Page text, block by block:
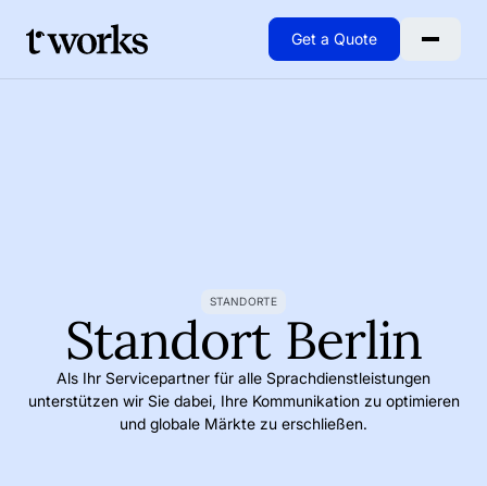
Get a Quote
STANDORTE
Standort Berlin
Als Ihr Servicepartner für alle Sprachdienstleistungen
unterstützen wir Sie dabei, Ihre Kommunikation zu optimieren
und globale Märkte zu erschließen.